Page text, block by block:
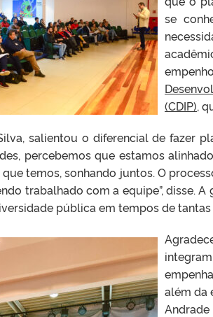
se
(CDIP),
salientou o diferencial de fazer
percebemos que estamos
que temos, sonhando juntos. O
trabalhado com a equipe”, disse.
pública em tempos de tantas
além da